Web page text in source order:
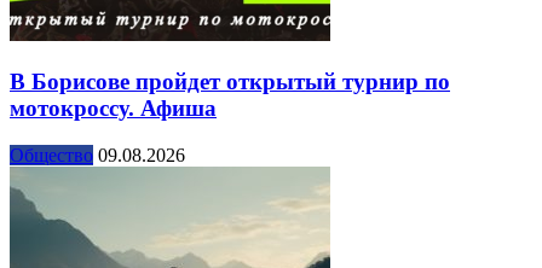
В Борисове пройдет открытый турнир по
мотокроссу. Афиша
Общество 09.08.2026